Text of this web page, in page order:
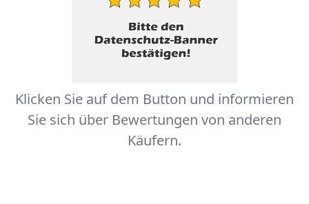
Klicken Sie auf dem Button und informieren
Sie sich über Bewertungen von anderen
Käufern.